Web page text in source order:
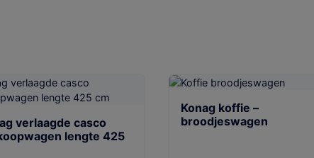
verlaagde casco
lengte 425
Konag koffie –
broodjeswagen